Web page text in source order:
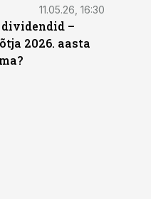
11.05.26, 16:30
dividendid –
2026. aasta